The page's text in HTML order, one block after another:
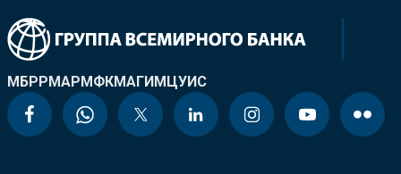
МБРРМАРМФКМАГИМЦУИС